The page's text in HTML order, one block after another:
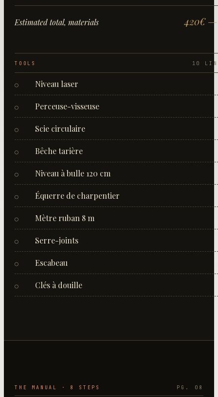
Estimated total, materials 420€
TOOLS 10
○ Niveau laser
○ Perceuse-visseuse
○ Scie circulaire
○ Bêche tarière
○ Niveau à bulle 120 cm
○ Équerre de charpentier
○ Mètre ruban 8 m
○ Serre-joints
○ Escabeau
○ Clés à douille
THE MANUAL · 8 STEP S PG. 08